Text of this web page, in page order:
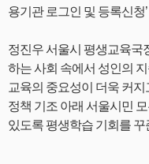
용기관 로그인 및 등록신청
정진우 서울시 평생교육국
하는 사회 속에서 성인의
교육의 중요성이 더욱 커지
정책 기조 아래 서울시민
있도록 평생학습 기회를 꾸